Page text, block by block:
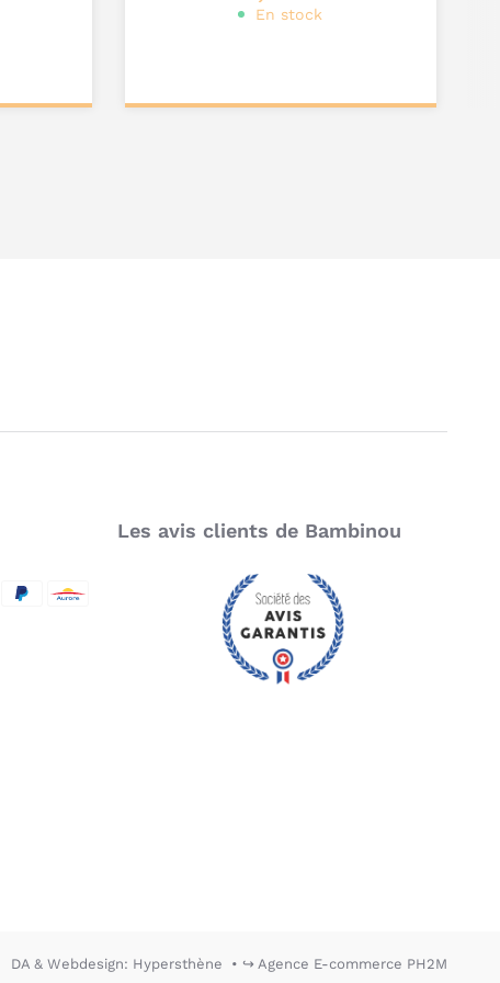
En stock
Les avis clients de Bambinou
DA & Webdesign: Hypersthène ↪ Agence E-commerce PH2M